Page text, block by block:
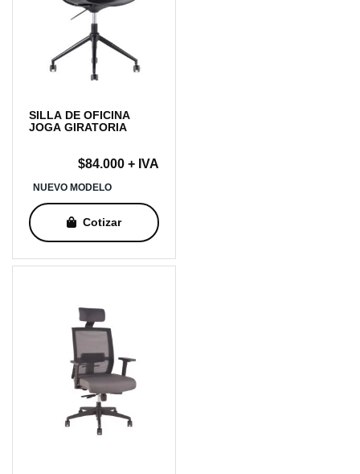
SILLA DE OFICINA
JOGA GIRATORIA
$84.000 + IVA
NUEVO MODELO
Cotizar